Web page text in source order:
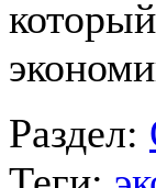
Раздел: